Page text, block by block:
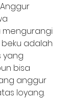
mengurangi
beku adalah
yang
bisa
anggur
loyang.